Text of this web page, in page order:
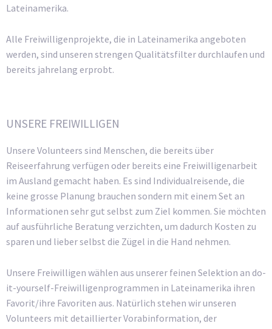
Lateinamerika.
Alle Freiwilligenprojekte, die in Lateinamerika angeboten
werden, sind unseren strengen Qualitätsfilter durchlaufen und
bereits jahrelang erprobt.
UNSERE FREIWILLIGEN
Unsere Volunteers sind Menschen, die bereits über
Reiseerfahrung verfügen oder bereits eine Freiwilligenarbeit
im Ausland gemacht haben. Es sind Individualreisende, die
keine grosse Planung brauchen sondern mit einem Set an
Informationen sehr gut selbst zum Ziel kommen. Sie möchten
auf ausführliche Beratung verzichten, um dadurch Kosten zu
sparen und lieber selbst die Zügel in die Hand nehmen.
Unsere Freiwilligen wählen aus unserer feinen Selektion an do-
it-yourself-Freiwilligenprogrammen in Lateinamerika ihren
Favorit/ihre Favoriten aus. Natürlich stehen wir unseren
Volunteers mit detaillierter Vorabinformation, der